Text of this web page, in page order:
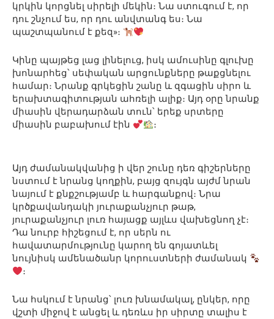
կրկին կորցնել սիրելի մեկին։ Նա ստուգում է, որ
դու շնչում ես, որ դու անվտանգ ես։ Նա
պաշտպանում է քեզ»։
Կինը պայթեց լաց լինելուց, իսկ ամուսինը գլուխը
խոնարհեց՝ սեփական արցունքները թաքցնելու
համար։ Նրանք գրկեցին շանը և զգացին սիրո և
երախտագիտության ահռելի ալիք։ Այդ օրը նրանք
միասին վերադարձան տուն՝ երեք սրտերը
միասին բաբախում էին
։
Այդ ժամանակվանից ի վեր շունը դեռ գիշերները
նստում է նրանց կողքին, բայց զույգն այժմ նրան
նայում է քնքշությամբ և հարգանքով։ Նրա
կրծքավանդակի յուրաքանչյուր թաթ,
յուրաքանչյուր լուռ հայացք այլևս վախեցնող չէ։
Դա նուրբ հիշեցում է, որ սերն ու
հավատարմությունը կարող են գոյատևել
նույնիսկ ամենածանր կորուստների ժամանակ
։
Նա հսկում է նրանց՝ լուռ խնամակալ, ընկեր, որը
վշտի միջով է անցել և դեռևս իր սիրտը տալիս է